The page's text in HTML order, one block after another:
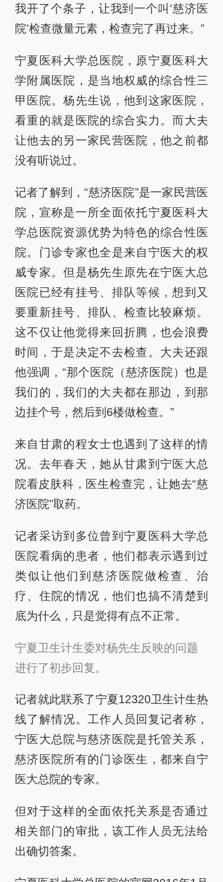
我开了个条子，让我到一个叫‘慈济医
院’检查微量元素，检查完了再过来。”
宁夏医科大学总医院，原宁夏医科大
学附属医院，是当地权威的综合性三
甲医院。杨先生说，他到这家医院，
看重的就是医院的综合实力。而大夫
让他去的另一家民营医院，他之前都
没有听说过。
记者了解到，“慈济医院”是一家民营医
院，宣称是一所全面依托宁夏医科大
学总医院资源优势为特色的综合性医
院。门诊专家也全是来自宁医大的权
威专家。但是杨先生原先在宁医大总
医院已经有挂号、排队等候，想到又
要重新挂号、排队、检查比较麻烦。
这不仅让他觉得来回折腾，也会浪费
时间，于是决定不去检查。大夫还跟
他强调，“那个医院（慈济医院）也是
我们的，我们的大夫都在那边，到那
边挂个号，然后到6楼做检查。”
来自甘肃的程女士也遇到了这样的情
况。去年春天，她从甘肃到宁医大总
院看皮肤科，医生检查完，让她去“慈
济医院”取药。
记者采访到多位曾到宁夏医科大学总
医院看病的患者，他们都表示遇到过
类似让他们到慈济医院做检查、治
疗、住院的情况，他们也搞不清楚到
底为什么，只是觉得有点不正常。
宁夏卫生计生委对杨先生反映的问题
进行了初步回复。
记者就此联系了宁夏12320卫生计生热
线了解情况。工作人员回复记者称，
宁医大总院与慈济医院是托管关系，
慈济医院所有的门诊医生，都来自宁
医大总院的专家。
但对于这样的全面依托关系是否通过
相关部门的审批，该工作人员无法给
出确切答案。